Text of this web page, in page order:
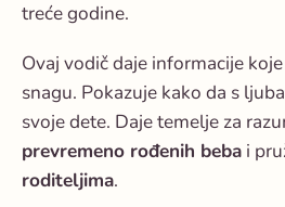
treće godine.
Ovaj vodič daje informacije
snagu. Pokazuje kako da s
svoje dete. Daje temelje za
prevremeno rođenih beba i
roditeljima.